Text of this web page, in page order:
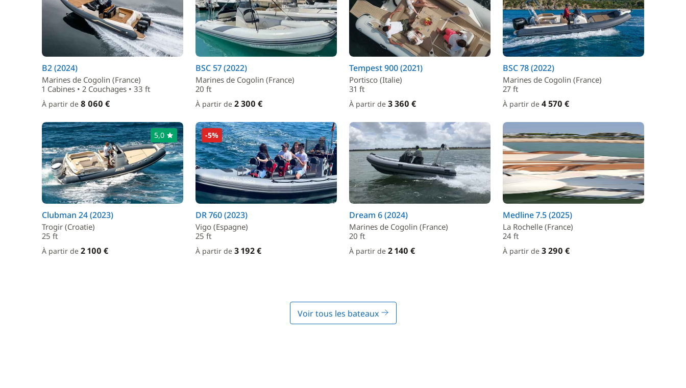
B2 (2024)
Marines de Cogolin (France)
1 Cabines • 2 Couchages • 33 ft
À partir de 8 060 €
BSC 57 (2022)
Marines de Cogolin (France)
20 ft
À partir de 2 300 €
Tempest 900 (2021)
Portisco (Italie)
31 ft
À partir de 3 360 €
BSC 78 (2022)
Marines de Cogolin (France)
27 ft
À partir de 4 570 €
5,0
Clubman 24 (2023)
Trogir (Croatie)
25 ft
À partir de 2 100 €
-5%
DR 760 (2023)
Vigo (Espagne)
25 ft
À partir de 3 192 €
Dream 6 (2024)
Marines de Cogolin (France)
20 ft
À partir de 2 140 €
Medline 7.5 (2025)
La Rochelle (France)
24 ft
À partir de 3 290 €
Voir tous les bateaux